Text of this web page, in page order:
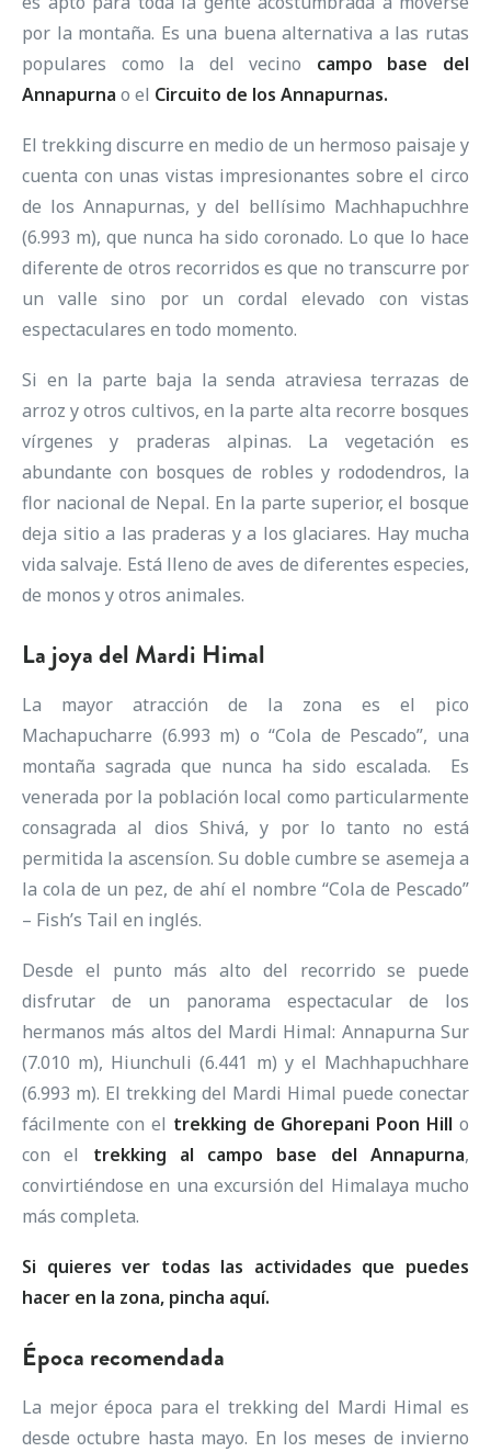
por la montaña. Es una buena alternativa a las rutas
populares como la del vecino campo base del
Annapurna o el Circuito de los Annapurnas.
El trekking discurre en medio de un hermoso paisaje y
cuenta con unas vistas impresionantes sobre el circo
de los Annapurnas, y del bellísimo Machhapuchhre
(6.993 m), que nunca ha sido coronado. Lo que lo hace
diferente de otros recorridos es que no transcurre por
un valle sino por un cordal elevado con vistas
espectaculares en todo momento.
Si en la parte baja la senda atraviesa terrazas de
arroz y otros cultivos, en la parte alta recorre bosques
vírgenes y praderas alpinas. La vegetación es
abundante con bosques de robles y rododendros, la
flor nacional de Nepal. En la parte superior, el bosque
deja sitio a las praderas y a los glaciares. Hay mucha
vida salvaje. Está lleno de aves de diferentes especies,
de monos y otros animales.
La joya del Mardi Himal
La mayor atracción de la zona es el pico
Machapucharre (6.993 m) o “Cola de Pescado”, una
montaña sagrada que nunca ha sido escalada. Es
venerada por la población local como particularmente
consagrada al dios Shivá, y por lo tanto no está
permitida la ascensíon. Su doble cumbre se asemeja a
la cola de un pez, de ahí el nombre “Cola de Pescado”
– Fish’s Tail en inglés.
Desde el punto más alto del recorrido se puede
disfrutar de un panorama espectacular de los
hermanos más altos del Mardi Himal: Annapurna Sur
(7.010 m), Hiunchuli (6.441 m) y el Machhapuchhare
(6.993 m). El trekking del Mardi Himal puede conectar
fácilmente con el trekking de Ghorepani Poon Hill o
con el trekking al campo base del Annapurna,
convirtiéndose en una excursión del Himalaya mucho
más completa.
Si quieres ver todas las actividades que puedes
hacer en la zona, pincha aquí.
Época recomendada
La mejor época para el trekking del Mardi Himal es
desde octubre hasta mayo. En los meses de invierno